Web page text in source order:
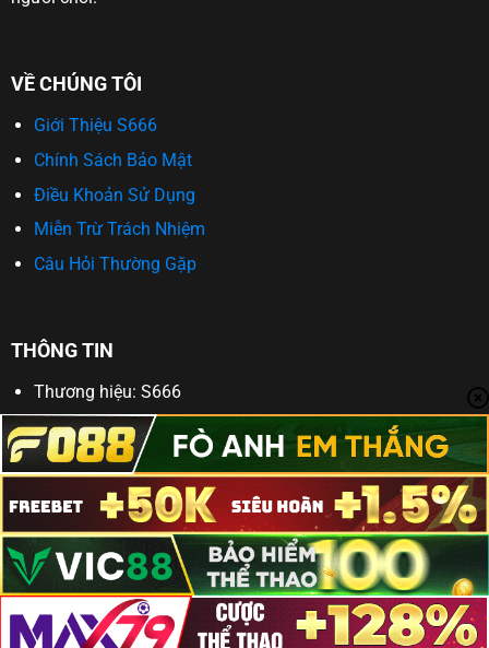
VỀ CHÚNG TÔI
Giới Thiệu S666
Chính Sách Bảo Mật
Điều Khoản Sử Dụng
Miễn Trừ Trách Nhiệm
Câu Hỏi Thường Gặp
THÔNG TIN
Thương hiệu: S666
Website:https://nna.news/
Số điện thoại:
Email:
Địa chỉ:
Copyright 2026 ©s666s